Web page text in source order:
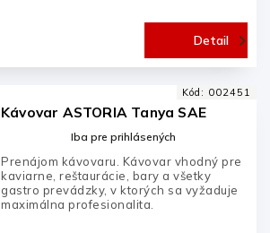
Detail
Kávovar ASTORIA Tanya SAE
Iba pre prihlásených
Prenájom kávovaru. Kávovar vhodný pre
kaviarne, reštaurácie, bary a všetky
gastro prevádzky, v ktorých sa vyžaduje
maximálna profesionalita.
Kód: 002451